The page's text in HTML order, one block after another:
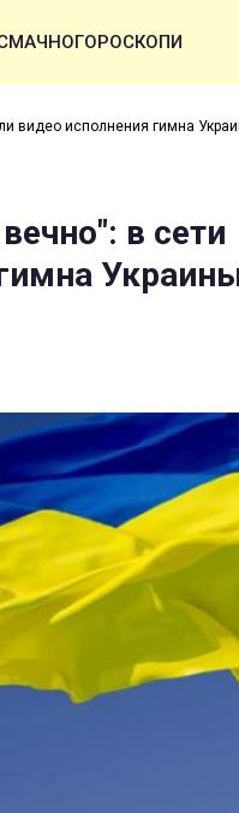
ГОРОСКОПИ
видео исполнения гимна
в сети